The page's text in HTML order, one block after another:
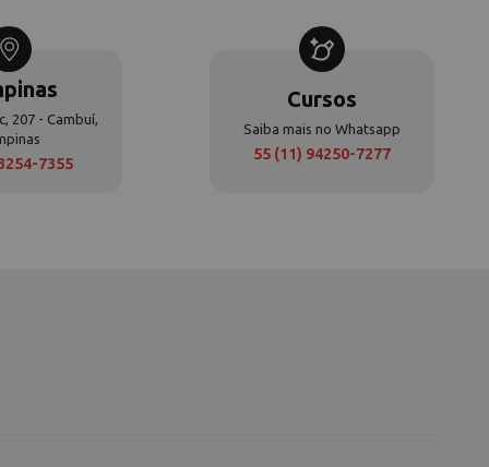
207 - Cambuí,
7355
Cursos
Saiba mais no Whatsapp
55 (11) 94250-7277